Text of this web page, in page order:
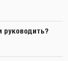
руководить?